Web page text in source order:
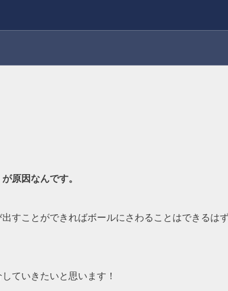
原因なんです。
すことができればボールにさわることはできるは
ていきたいと思います！